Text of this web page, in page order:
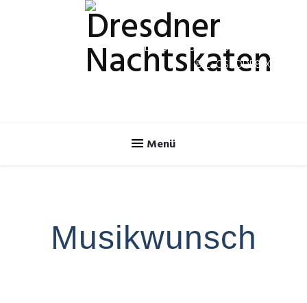
Musikwunsch
IBAN: DE70 8505 0300 3120 2624 46
BIC: OSDDDE81XXX